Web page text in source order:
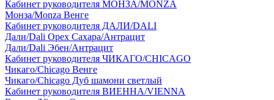
Кабинет руководителя МОНЗА/MONZA
Монза/Monza Венге
Кабинет руководителя ДАЛИ/DALI
Дали/Dali Орех Cахара/Антрацит
Дали/Dali Эбен/Антрацит
Кабинет руководителя ЧИКАГО/CHICAGO
Чикаго/Chicago Венге
Чикаго/Chicago Дуб шамони светлый
Кабинет руководителя ВИЕННА/VIENNA